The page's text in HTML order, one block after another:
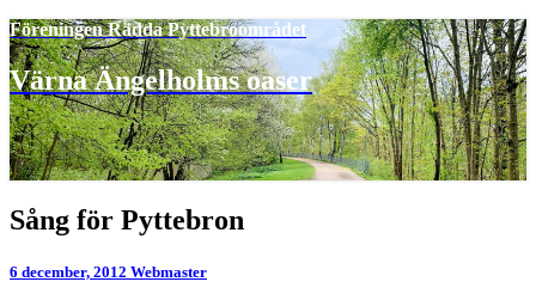
Föreningen Rädda Pyttebroområdet
Värna Ängelholms oaser
Sång
för
Sång för Pyttebron
6 december, 2012 Webmaster